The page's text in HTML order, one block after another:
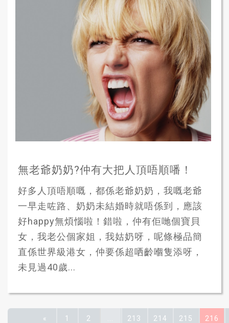
無老爺奶奶?仲有大把人頂唔順噃！
好多人頂唔順嘅，都係老爺奶奶，我嘅老爺
一早走咗路、奶奶未結婚時就唔係到，應該
好happy無煩惱啦！錯啦，仲有佢哋個寶貝
女，我老公個家姐，我姑奶呀，呢條極品簡
直係世界級港女，仲要係超哂齡嗰隻添呀，
未見過40歲...
« 1 2 213 214 215 216